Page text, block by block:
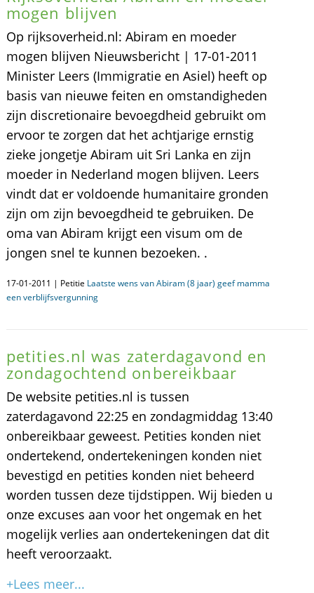
mogen blijven
Op rijksoverheid.nl: Abiram en moeder
mogen blijven Nieuwsbericht | 17-01-2011
Minister Leers (Immigratie en Asiel) heeft op
basis van nieuwe feiten en omstandigheden
zijn discretionaire bevoegdheid gebruikt om
ervoor te zorgen dat het achtjarige ernstig
zieke jongetje Abiram uit Sri Lanka en zijn
moeder in Nederland mogen blijven. Leers
vindt dat er voldoende humanitaire gronden
zijn om zijn bevoegdheid te gebruiken. De
oma van Abiram krijgt een visum om de
jongen snel te kunnen bezoeken. .
17-01-2011 | Petitie Laatste wens van Abiram (8 jaar) geef mamma
een verblijfsvergunning
petities.nl was zaterdagavond en
zondagochtend onbereikbaar
De website petities.nl is tussen
zaterdagavond 22:25 en zondagmiddag 13:40
onbereikbaar geweest. Petities konden niet
ondertekend, ondertekeningen konden niet
bevestigd en petities konden niet beheerd
worden tussen deze tijdstippen. Wij bieden u
onze excuses aan voor het ongemak en het
mogelijk verlies aan ondertekeningen dat dit
heeft veroorzaakt.
+Lees meer...